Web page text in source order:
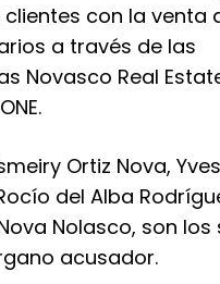
clientes con la venta
a través de las
Novasco Real Estate
Ortiz Nova,
del Alba
Nolasco, son
acusador.